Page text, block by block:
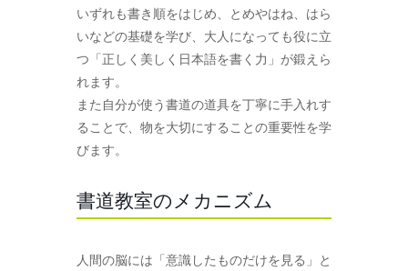
いずれも書き順をはじめ、とめやはね、はら
いなどの基礎を学び、大人になっても役に立
つ「正しく美しく日本語を書く力」が鍛えら
れます。
また自分が使う書道の道具を丁寧に手入れす
ることで、物を大切にすることの重要性を学
びます。
書道教室のメカニズム
人間の脳には「意識したものだけを見る」と